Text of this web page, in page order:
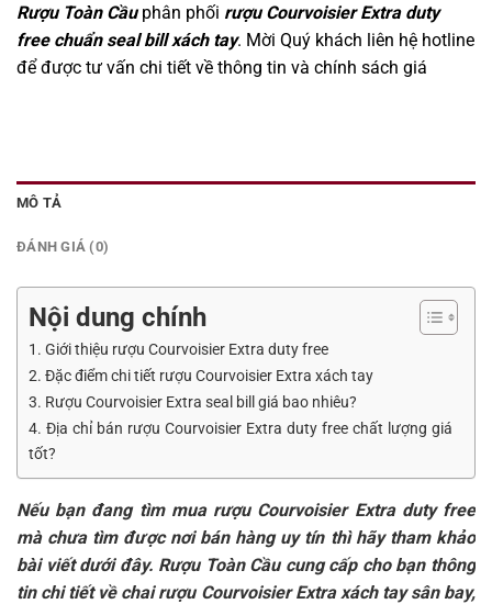
Rượu Toàn Cầu phân phối rượu Courvoisier Extra duty
free chuẩn seal bill xách tay. Mời Quý khách liên hệ hotline
để được tư vấn chi tiết về thông tin và chính sách giá
MÔ TẢ
ĐÁNH GIÁ (0)
Nội dung chính
1. Giới thiệu rượu Courvoisier Extra duty free
2. Đặc điểm chi tiết rượu Courvoisier Extra xách tay
3. Rượu Courvoisier Extra seal bill giá bao nhiêu?
4. Địa chỉ bán rượu Courvoisier Extra duty free chất lượng giá
tốt?
Nếu bạn đang tìm mua rượu Courvoisier Extra duty free
mà chưa tìm được nơi bán hàng uy tín thì hãy tham khảo
bài viết dưới đây. Rượu Toàn Cầu cung cấp cho bạn thông
tin chi tiết về chai rượu Courvoisier Extra xách tay sân bay,